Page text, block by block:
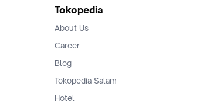
Tokopedia
About Us
Career
Blog
Tokopedia Salam
Hotel